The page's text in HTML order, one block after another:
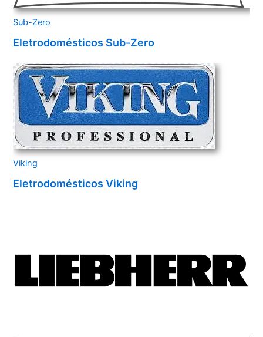
Sub-Zero
Eletrodomésticos Sub-Zero
Viking
Eletrodomésticos Viking